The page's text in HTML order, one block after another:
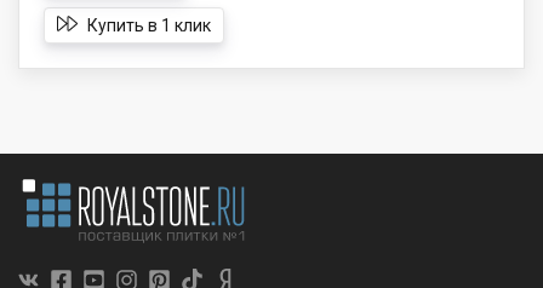
Купить в 1 клик